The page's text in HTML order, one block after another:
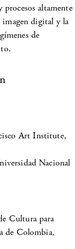
altamente
imagen digital y la
de
Art Institute,
Nacional
Cultura para
de Colombia,